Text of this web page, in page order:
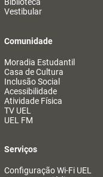
Biblioteca
Vestibular
Comunidade
Moradia Estudantil
Casa de Cultura
Inclusão Social
Acessibilidade
Atividade Física
TV UEL
UEL FM
Serviços
Configuração Wi-Fi UEL